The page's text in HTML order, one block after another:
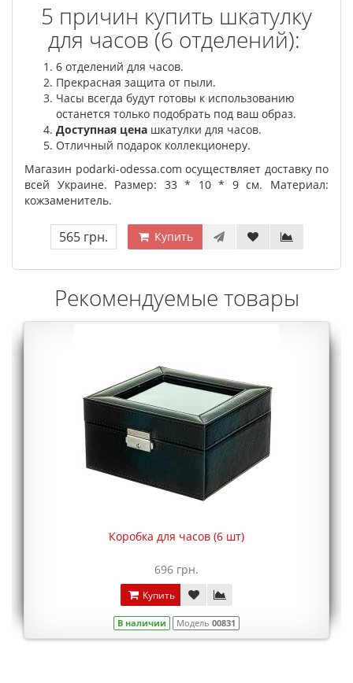
5 причин купить шкатулку
для часов (6 отделений):
6 отделений для часов.
Прекрасная защита от пыли.
Часы всегда будут готовы к использованию
останется только подобрать под ваш образ.
Доступная цена шкатулки для часов.
Отличный подарок коллекционеру.
Магазин podarki-odessa.com осуществляет доставку по
всей Украине. Размер: 33 * 10 * 9 см. Материал:
кожзаменитель.
565 грн. Купить
Рекомендуемые товары
Коробка для часов (6 шт)
696 грн.
Купить
В наличии Модель 00831